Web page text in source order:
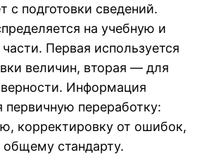
с подготовки сведений.
на учебную и
Первая используется
величин, вторая — для
Информация
первичную переработку:
корректировку от ошибок,
общему стандарту.